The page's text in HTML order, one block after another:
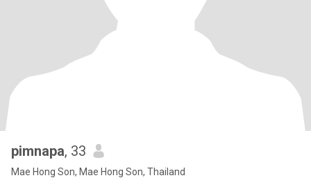
pimnapa, 33
Mae Hong Son, Mae Hong Son, Thailand